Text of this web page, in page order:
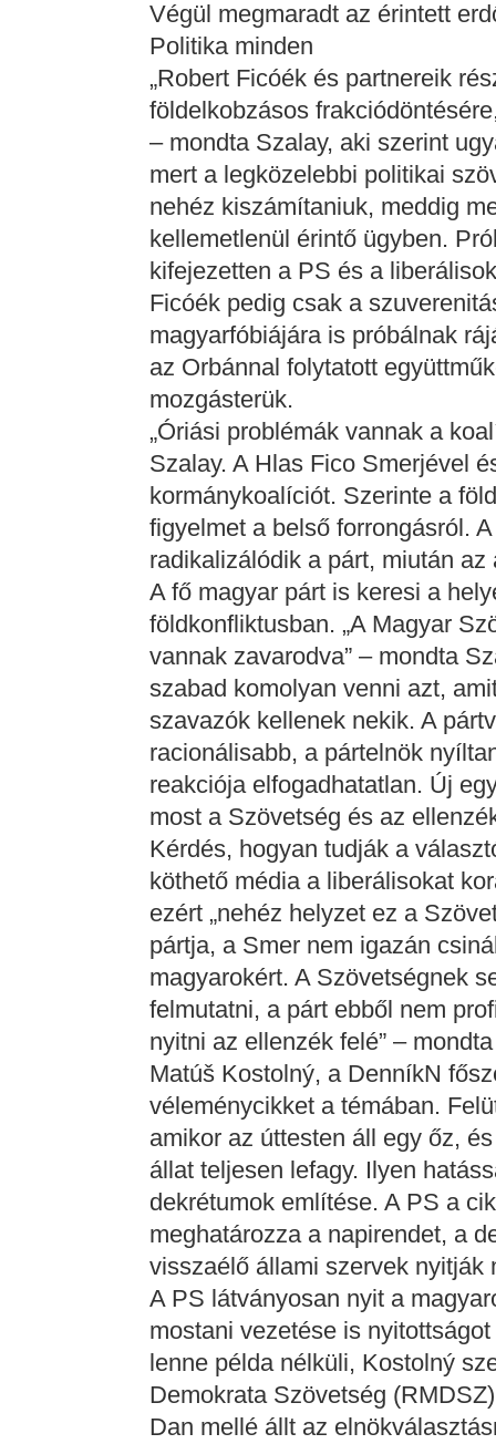
Végül megmaradt az érintett
Politika minden
„Robert Ficóék és partnereik
földelkobzásos
– mondta Szalay, aki szerint
mert a legközelebbi politikai
nehéz kiszámítaniuk, meddig
kellemetlenül érintő ügyben.
kifejezetten a PS és a
Ficóék pedig csak a
magyarfóbiájára is próbálnak
az Orbánnal folytatott
mozgásterük.
„Óriási problémák vannak a
Szalay. A Hlas Fico Smerjével
kormánykoalíciót. Szerinte a
figyelmet a belső forrongásról.
radikalizálódik a párt, miután
A fő magyar párt is keresi a
földkonfliktusban. „A Magyar
vannak zavarodva” – mondta
szabad komolyan venni azt,
szavazók kellenek nekik. A
racionálisabb, a pártelnök
reakciója elfogadhatatlan. Új
most a Szövetség és az
Kérdés, hogyan tudják a
köthető média a liberálisokat
ezért „nehéz helyzet ez a
pártja, a Smer nem igazán
magyarokért. A Szövetségnek
felmutatni, a párt ebből nem
nyitni az ellenzék felé” –
Matúš Kostolný, a DenníkN
véleménycikket a témában.
amikor az úttesten áll egy őz,
állat teljesen lefagy. Ilyen
dekrétumok említése. A PS a
meghatározza a napirendet, a
visszaélő állami szervek nyitják
A PS látványosan nyit a
mostani vezetése is
lenne példa nélküli, Kostolný
Demokrata Szövetség
Dan mellé állt az